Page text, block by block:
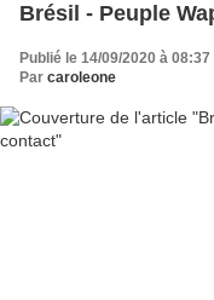
Brésil - Peuple
Publié le 14/09/2020 à 08:37
Par caroleone